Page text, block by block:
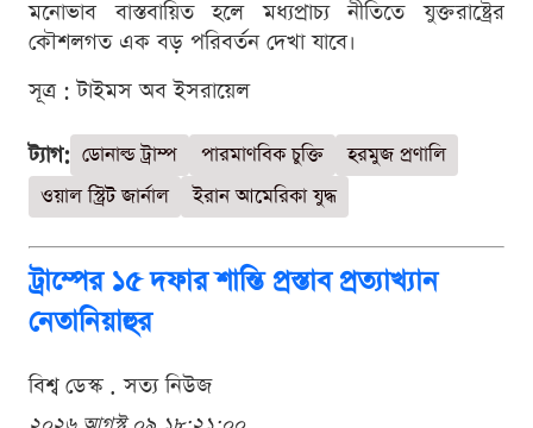
মনোভাব বাস্তবায়িত হলে মধ্যপ্রাচ্য নীতিতে যুক্তরাষ্ট্রের
কৌশলগত এক বড় পরিবর্তন দেখা যাবে।
সূত্র : টাইমস অব ইসরায়েল
ট্যাগ: ডোনাল্ড ট্রাম্প পারমাণবিক চুক্তি
হরমুজ প্রণালি
ওয়াল স্ট্রিট জার্নাল
ইরান আমেরিকা যুদ্ধ
ট্রাম্পের ১৫ দফার শান্তি প্রস্তাব প্রত্যাখ্যান
নেতানিয়াহুর
বিশ্ব ডেস্ক . সত্য নিউজ